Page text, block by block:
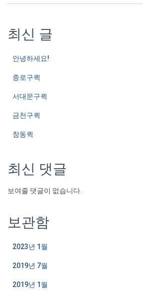
최신 글
안녕하세요!
종로구퀵
서대문구퀵
금천구퀵
창동퀵
최신 댓글
보여줄 댓글이 없습니다.
보관함
2023년 1월
2019년 7월
2019년 1월